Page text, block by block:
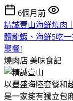
6個月前
精誠壹山海鮮燒肉
體龍蝦、海鮮5吃
聚餐!
燒肉店 美味食記
以豐盛海陸套餐和
是一家擁有獨立包